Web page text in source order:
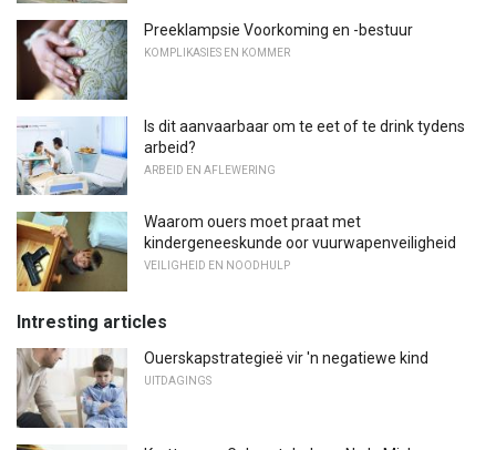
Preeklampsie Voorkoming en -bestuur
KOMPLIKASIES EN KOMMER
Is dit aanvaarbaar om te eet of te drink tydens
arbeid?
ARBEID EN AFLEWERING
Waarom ouers moet praat met
kindergeneeskunde oor vuurwapenveiligheid
VEILIGHEID EN NOODHULP
Intresting articles
Ouerskapstrategieë vir 'n negatiewe kind
UITDAGINGS